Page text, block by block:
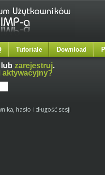
Tutoriale Download
lub zarejestruj.
aktywacyjny?
hasło i długość sesji